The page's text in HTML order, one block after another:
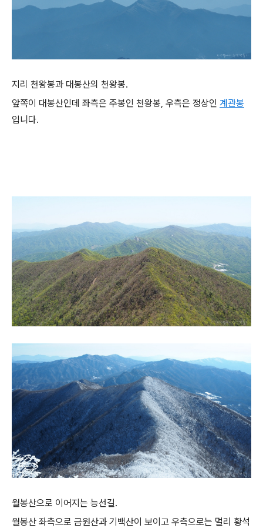
지리 천왕봉과 대봉산의 천왕봉.
앞쪽이 대봉산인데 좌측은 주봉인 천왕봉, 우측은 정상인 계관봉
입니다.
월봉산으로 이어지는 능선길.
월봉산 좌측으로 금원산과 기백산이 보이고 우측으로는 멀리 황석